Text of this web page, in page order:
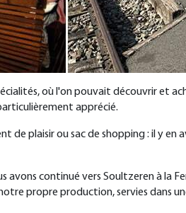
où l'on pouvait découvrir et
apprécié.
de plaisir ou sac de shopping : il y
avons continué vers Soultzeren à la
propre production, servies dans